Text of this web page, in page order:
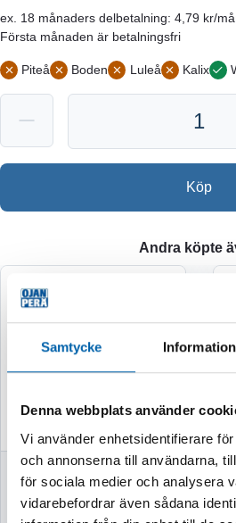
Samtycke Information
Denna webbplats använder
Vi använder enhetsidentifierare
och annonserna till användarna,
för sociala medier och analysera
vidarebefordrar även sådana
ex. 18 månaders delbetalning: 4,79 kr/
Första månaden är betalningsfri
Piteå Boden Luleå Kalix
Köp
Andra köpte
SLÄPKÄRRÄ MED
TIPP MAX 400KG
FÖRZINKT